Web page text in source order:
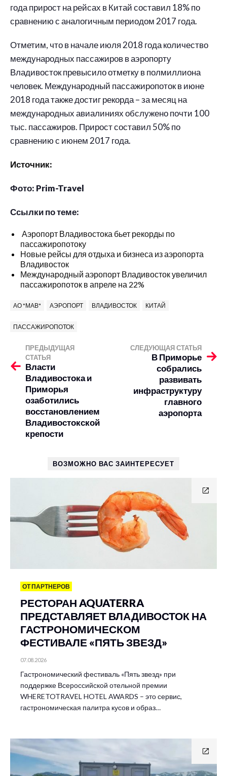
года прирост на рейсах в Китай составил 18% по
сравнению с аналогичным периодом 2017 года.
Отметим, что в начале июля 2018 года количество
международных пассажиров в аэропорту
Владивосток превысило отметку в полмиллиона
человек. Международный пассажиропоток в июне
2018 года также достиг рекорда – за месяц на
международных авиалиниях обслужено почти 100
тыс. пассажиров. Прирост составил 50% по
сравнению с июнем 2017 года.
Источник:
Фото: Prim-Travel
Ссылки по теме:
Аэропорт Владивостока бьет рекорды по
пассажиропотоку
Новые рейсы для отдыха и бизнеса из аэропорта
Владивосток
Международный аэропорт Владивосток увеличил
пассажиропоток в апреле на 22%
АО "МАВ" АЭРОПОРТ ВЛАДИВОСТОК КИТАЙ
ПАССАЖИРОПОТОК
ПРЕДЫДУЩАЯ
СТАТЬЯ
Власти
Владивостока и
Приморья
озаботились
восстановлением
Владивостокской
крепости
СЛЕДУЮЩАЯ СТАТЬЯ
В Приморье
собрались
развивать
инфраструктуру
главного
аэропорта
ВОЗМОЖНО ВАС ЗАИНТЕРЕСУЕТ
ОТ ПАРТНЕРОВ
РЕСТОРАН AQUATERRA
ПРЕДСТАВЛЯЕТ ВЛАДИВОСТОК НА
ГАСТРОНОМИЧЕСКОМ
ФЕСТИВАЛЕ «ПЯТЬ ЗВЕЗД»
07.08.2026
Гастрономический фестиваль «Пять звезд» при
поддержке Всероссийской отельной премии
WHERETOTRAVEL HOTEL AWARDS – это сервис,
гастрономическая палитра кусов и образ…